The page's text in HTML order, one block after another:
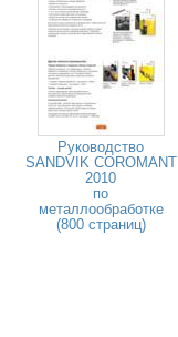
Руководство
SANDVIK COROMANT
2010
по
металлообработке
(800 страниц)